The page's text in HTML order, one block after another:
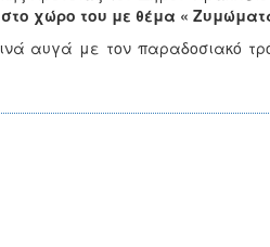
χώρο του με θέμα «
αυγά με τον παραδοσιακό